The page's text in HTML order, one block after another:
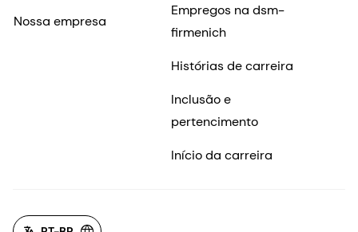
Nossa empresa
Empregos na dsm-
firmenich
Histórias de carreira
Inclusão e
pertencimento
Início da carreira